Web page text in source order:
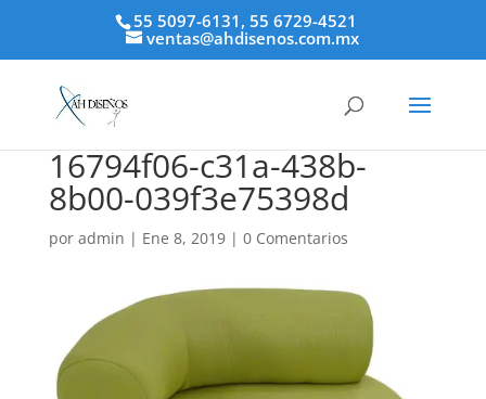
55 5097-6131, 55 6729-4521
ventas@ahdisenos.com.mx
16794f06-c31a-438b-
8b00-039f3e75398d
por admin | Ene 8, 2019| 0 Comentarios